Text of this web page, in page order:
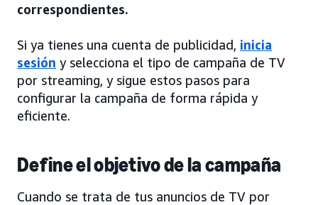
correspondientes.
Si ya tienes una cuenta de publicidad, inicia
sesión y selecciona el tipo de campaña de TV
por streaming, y sigue estos pasos para
configurar la campaña de forma rápida y
eficiente.
Define el objetivo de la campaña
Cuando se trata de tus anuncios de TV por